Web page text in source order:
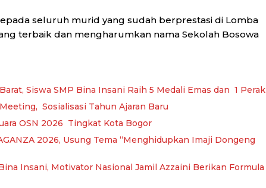
seluruh murid yang sudah berprestasi di Lomba
terbaik dan mengharumkan nama Sekolah Bosowa
Siswa SMP Bina Insani Raih 5 Medali Emas dan 1 Perak
Sosialisasi Tahun Ajaran Baru
OSN 2026 Tingkat Kota Bogor
2026, Usung Tema “Menghidupkan Imaji Dongeng
Insani, Motivator Nasional Jamil Azzaini Berikan Formula